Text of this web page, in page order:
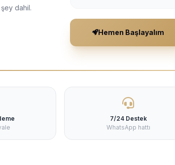
dahil.
Hemen Başlayalım
7/24 Destek
WhatsApp hattı